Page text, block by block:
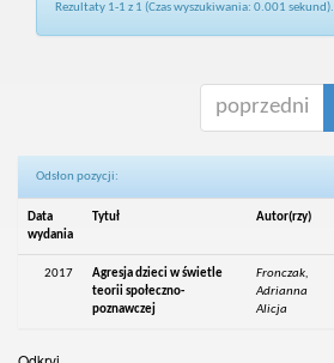
Rezultaty 1-1 z 1 (Czas wyszukiwania: 0.001 sekund).
poprzedni
Odsłon pozycji:
Data
wydania
Tytuł Autor(rzy)
2017
Agresja dzieci w świetle
teorii społeczno-
poznawczej
Fronczak,
Adrianna
Alicja